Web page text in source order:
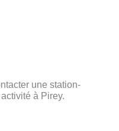
une station-
à Pirey.